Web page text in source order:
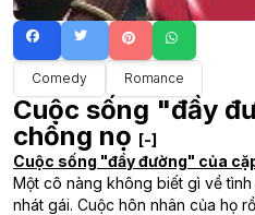
Comedy Romance
Cuộc sống "đầy
chồng nọ [-]
Cuộc sống "đầy đường" của
Một cô nàng không biết gì về
nhát gái. Cuộc hôn nhân của họ